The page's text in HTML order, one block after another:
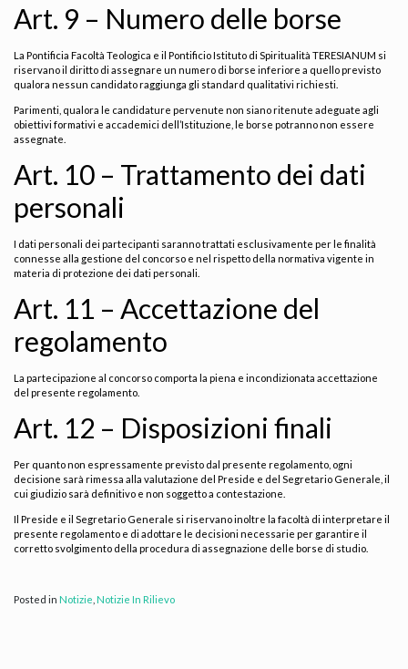
Art. 9 – Numero delle borse
La Pontificia Facoltà Teologica e il Pontificio Istituto di Spiritualità TERESIANUM si
riservano il diritto di assegnare un numero di borse inferiore a quello previsto
qualora nessun candidato raggiunga gli standard qualitativi richiesti.
Parimenti, qualora le candidature pervenute non siano ritenute adeguate agli
obiettivi formativi e accademici dell’Istituzione, le borse potranno non essere
assegnate.
Art. 10 – Trattamento dei dati
personali
I dati personali dei partecipanti saranno trattati esclusivamente per le finalità
connesse alla gestione del concorso e nel rispetto della normativa vigente in
materia di protezione dei dati personali.
Art. 11 – Accettazione del
regolamento
La partecipazione al concorso comporta la piena e incondizionata accettazione
del presente regolamento.
Art. 12 – Disposizioni finali
Per quanto non espressamente previsto dal presente regolamento, ogni
decisione sarà rimessa alla valutazione del Preside e del Segretario Generale, il
cui giudizio sarà definitivo e non soggetto a contestazione.
Il Preside e il Segretario Generale si riservano inoltre la facoltà di interpretare il
presente regolamento e di adottare le decisioni necessarie per garantire il
corretto svolgimento della procedura di assegnazione delle borse di studio.
Posted in Notizie Notizie In Rilievo